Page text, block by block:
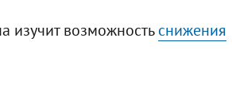
изучит возможностьснижения